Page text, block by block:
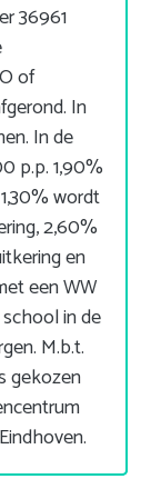
36961
of
In
In de
p.p. 1,90%
wordt
2,60%
en
een WW
in de
M.b.t.
gekozen